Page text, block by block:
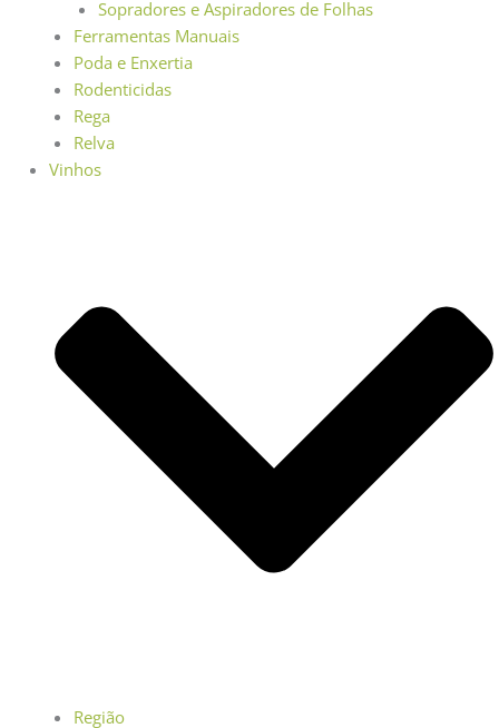
Sopradores e Aspiradores de Folhas
Ferramentas Manuais
Poda e Enxertia
Rodenticidas
Rega
Relva
Vinhos
Região